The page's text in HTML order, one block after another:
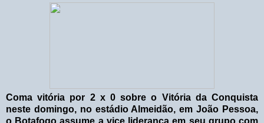
Coma vitória por 2 x 0 sobre o Vitória da Conquista
neste domingo, no estádio Almeidão, em João Pessoa,
o Botafogo assume a vice liderança em seu grupo com